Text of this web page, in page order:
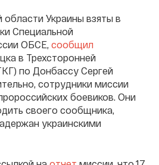
области Украины взяты в
Специальной
ОБСЕ, сообщил
в Трехсторонней
по Донбассу Сергей
сотрудники миссии
боевиков. Они
своего сообщника,
украинскими